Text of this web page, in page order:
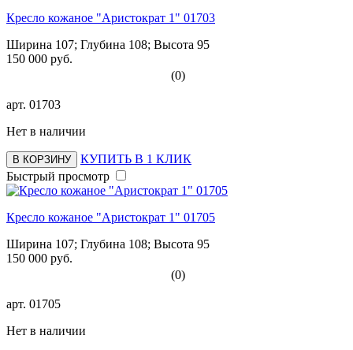
Кресло кожаное "Аристократ 1" 01703
Ширина 107; Глубина 108; Высота 95
150 000 руб.
(0)
арт. 01703
Нет в наличии
В КОРЗИНУ
КУПИТЬ В 1 КЛИК
Быстрый просмотр
Кресло кожаное "Аристократ 1" 01705
Ширина 107; Глубина 108; Высота 95
150 000 руб.
(0)
арт. 01705
Нет в наличии